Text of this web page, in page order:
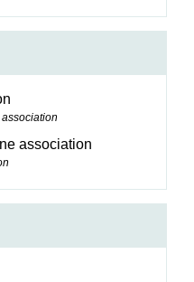
association